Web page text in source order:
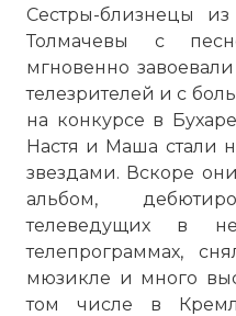
Сестры-близнецы
Толмачевы с
мгновенно
телезрителей и с
на конкурсе в
Настя и Маша стали
звездами. Вскоре
альбом,
телеведущих в
телепрограммах,
мюзикле и много
том числе в